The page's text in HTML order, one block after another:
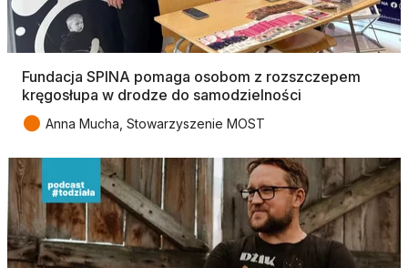
Fundacja SPINA pomaga osobom z rozszczepem
kręgosłupa w drodze do samodzielności
● Anna Mucha, Stowarzyszenie MOST